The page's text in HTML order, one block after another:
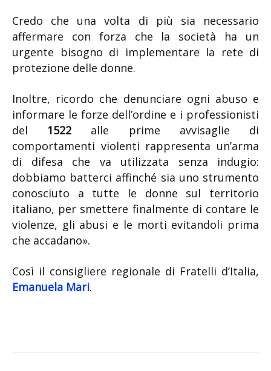
Credo che una volta di più sia necessario
affermare con forza che la società ha un
urgente bisogno di implementare la rete di
protezione delle donne.
Inoltre, ricordo che denunciare ogni abuso e
informare le forze dell’ordine e i professionisti
del 1522 alle prime avvisaglie di
comportamenti violenti rappresenta un’arma
di difesa che va utilizzata senza indugio:
dobbiamo batterci affinché sia uno strumento
conosciuto a tutte le donne sul territorio
italiano, per smettere finalmente di contare le
violenze, gli abusi e le morti evitandoli prima
che accadano».
Così il consigliere regionale di Fratelli d’Italia,
Emanuela Mari.